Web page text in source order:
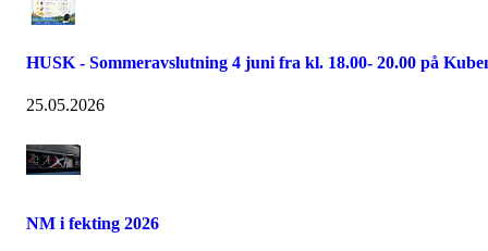
HUSK - Sommeravslutning 4 juni fra kl. 18.00- 20.00 på
25.05.2026
NM i fekting 2026